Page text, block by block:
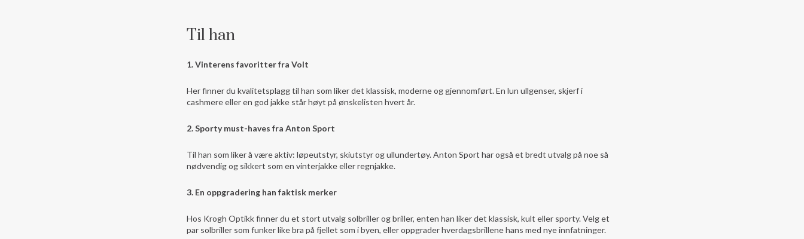
Til han
1. Vinterens favoritter fra Volt
Her finner du kvalitetsplagg til han som liker det klassisk, moderne og gjennomført. En lun ullgenser, skjerf i
cashmere eller en god jakke står høyt på ønskelisten hvert år.
2. Sporty must-haves fra Anton Sport
Til han som liker å være aktiv: løpeutstyr, skiutstyr og ullundertøy. Anton Sport har også et bredt utvalg på noe så
nødvendig og sikkert som en vinterjakke eller regnjakke.
3. En oppgradering han faktisk merker
Hos Krogh Optikk finner du et stort utvalg solbriller og briller, enten han liker det klassisk, kult eller sporty. Velg et
par solbriller som funker like bra på fjellet som i byen, eller oppgrader hverdagsbrillene hans med nye innfatninger.